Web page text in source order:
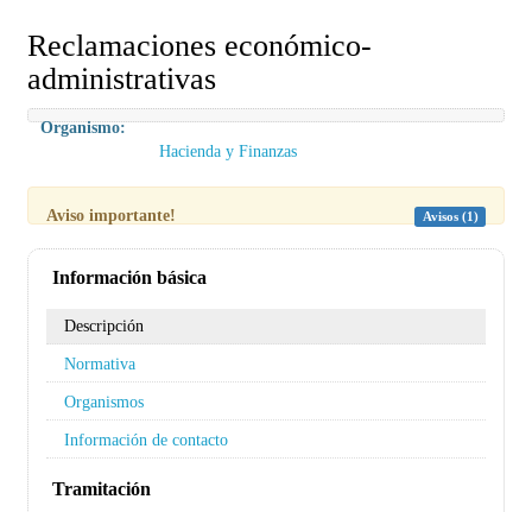
Reclamaciones económico-
administrativas
Organismo:
Hacienda y Finanzas
Aviso importante! Avisos (1)
Información básica
Descripción
Normativa
Organismos
Información de contacto
Tramitación